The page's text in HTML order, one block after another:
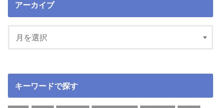
アーカイブ
キーワードで探す